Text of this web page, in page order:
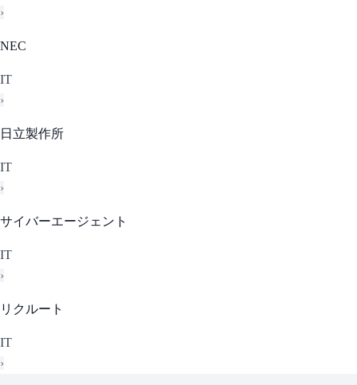
›
NEC
IT
›
日立製作所
IT
›
サイバーエージェント
IT
›
リクルート
IT
›